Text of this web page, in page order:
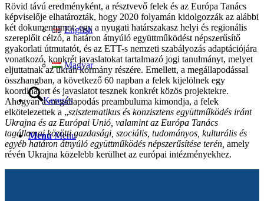
English
Magyar
Keresés
Menu Menu
Rövid távú eredményként, a résztvevő felek és az Európa Tanács
képviselője elhatározták, hogy 2020 folyamán kidolgozzák az alábbi
két dokumentumot: egy a nyugati határszakasz helyi és regionális
szereplőit célzó, a határon átnyúló együttműködést népszerűsítő
gyakorlati útmutatót, és az ETT-s nemzeti szabályozás adaptációjára
vonatkozó, konkrét javaslatokat tartalmazó jogi tanulmányt, melyet
eljuttatnak az ukrán kormány részére. Emellett, a megállapodással
összhangban, a következő 60 napban a felek kijelölnek egy
koordinátort és javaslatot tesznek konkrét közös projektekre.
Ahogyan a megállapodás preambuluma kimondja, a felek
elkötelezettek a „szisztematikus és konzisztens együttműködés iránt
Ukrajna és az Európai Unió, valamint az Európa Tanács
tagállamai közötti gazdasági, szociális, tudományos, kulturális és
egyéb határon átnyúló együttműködés népszerűsítése terén, amely
révén Ukrajna közelebb kerülhet az európai intézményekhez.